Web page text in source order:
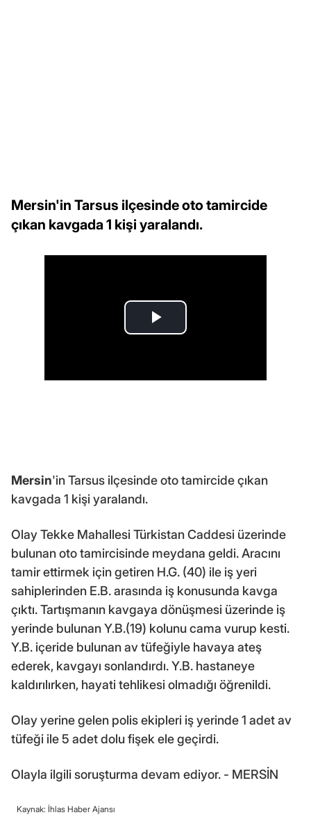
Mersin'in Tarsus ilçesinde oto tamircide
çıkan kavgada 1 kişi yaralandı.
Mersin'in Tarsus ilçesinde oto tamircide çıkan
kavgada 1 kişi yaralandı.
Olay Tekke Mahallesi Türkistan Caddesi üzerinde
bulunan oto tamircisinde meydana geldi. Aracını
tamir ettirmek için getiren H.G. (40) ile iş yeri
sahiplerinden E.B. arasında iş konusunda kavga
çıktı. Tartışmanın kavgaya dönüşmesi üzerinde iş
yerinde bulunan Y.B.(19) kolunu cama vurup kesti.
Y.B. içeride bulunan av tüfeğiyle havaya ateş
ederek, kavgayı sonlandırdı. Y.B. hastaneye
kaldırılırken, hayati tehlikesi olmadığı öğrenildi.
Olay yerine gelen polis ekipleri iş yerinde 1 adet av
tüfeği ile 5 adet dolu fişek ele geçirdi.
Olayla ilgili soruşturma devam ediyor. - MERSİN
Kaynak: İhlas Haber Ajansı